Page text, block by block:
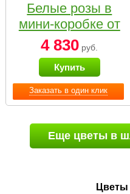
Заказать в один клик
Белые розы в
мини-коробке от
Bella Fiori
4 830 руб.
Купить
Еще цветы в
Цветы